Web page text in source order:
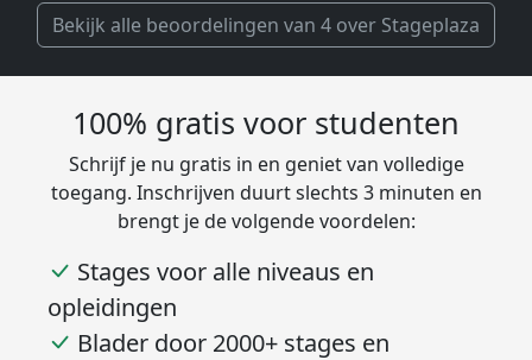
Bekijk alle beoordelingen van 4 over Stageplaza
100% gratis voor studenten
Schrijf je nu gratis in en geniet van volledige
toegang. Inschrijven duurt slechts 3 minuten en
brengt je de volgende voordelen:
Stages voor alle niveaus en
opleidingen
Blader door 2000+ stages en